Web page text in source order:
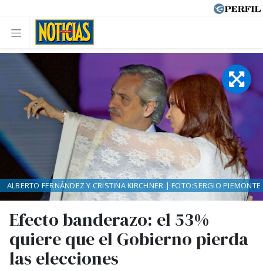
Efecto banderazo: el 53%
quiere que el Gobierno pierda
las elecciones
ALBERTO FERNÁNDEZ Y CRISTINA KIRCHNER | FOTO:SERGIO PIEMONTE